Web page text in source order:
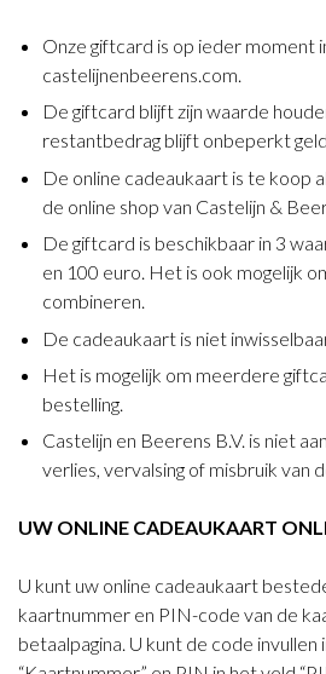
Onze giftcard is op ieder moment
castelijnenbeerens.com.
De giftcard blijft zijn waarde
restantbedrag blijft onbeperkt
De online cadeaukaart is te koop
de online shop van Castelijn &
De giftcard is beschikbaar in 3
en 100 euro. Het is ook mogelijk
combineren.
De cadeaukaart is niet
Het is mogelijk om meerdere
bestelling.
Castelijn en Beerens B.V. is niet
verlies, vervalsing of misbruik van
UW ONLINE CADEAUKAART
U kunt uw online cadeaukaart
kaartnummer en PIN-code van de
betaalpagina. U kunt de code invullen